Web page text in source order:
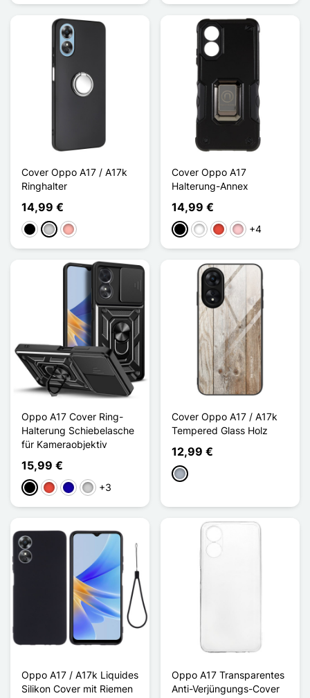
Cover Oppo A17 / A17k
Ringhalter
14,99 €
Schwarz
SilberRoségold
Cover Oppo A17
Halterung-Annex
14,99 €
Schwarz
WeißRot Pink+4
Oppo A17 Cover Ring-
Halterung Schiebelasche
für Kameraobjektiv
15,99 €
Schwarz
Rot Dunkelblau
Silber
+3
Cover Oppo A17 / A17k
Tempered Glass Holz
12,99 €
Grau
Oppo A17 / A17k Liquides
Silikon Cover mit Riemen
Oppo A17 Transparentes
Anti-Verjüngungs-Cover